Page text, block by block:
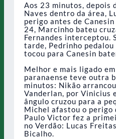
Aos 23 minutos, depois
Naves dentro da área,
perigo antes de
24, Marcinho bateu
Fernandes interceptou.
tarde, Pedrinho
tocou para Canesin
Melhor e mais ligado
paranaense teve outra
minutos: Nikão
Vanderlan, por Vinicius
ângulo cruzou para a
Michel afastou o perigo
Paulo Victor fez a
no Verdão: Lucas
Bicalho.